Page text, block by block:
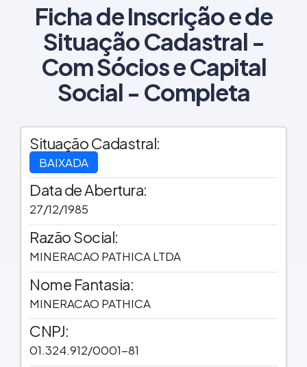
Ficha de Inscrição e de
Situação Cadastral -
Com Sócios e Capital
Social - Completa
Situação Cadastral:
BAIXADA
Data de Abertura:
27/12/1985
Razão Social:
MINERACAO PATHICA LTDA
Nome Fantasia:
MINERACAO PATHICA
CNPJ:
01.324.912/0001-81